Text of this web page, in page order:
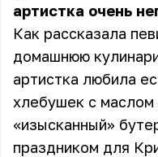
артистка очень
Как рассказала
домашнюю
артистка любила
хлебушек с маслом
«изысканный»
праздником для